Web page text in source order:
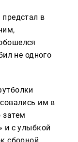
в
не одного
им в
и с улыбкой